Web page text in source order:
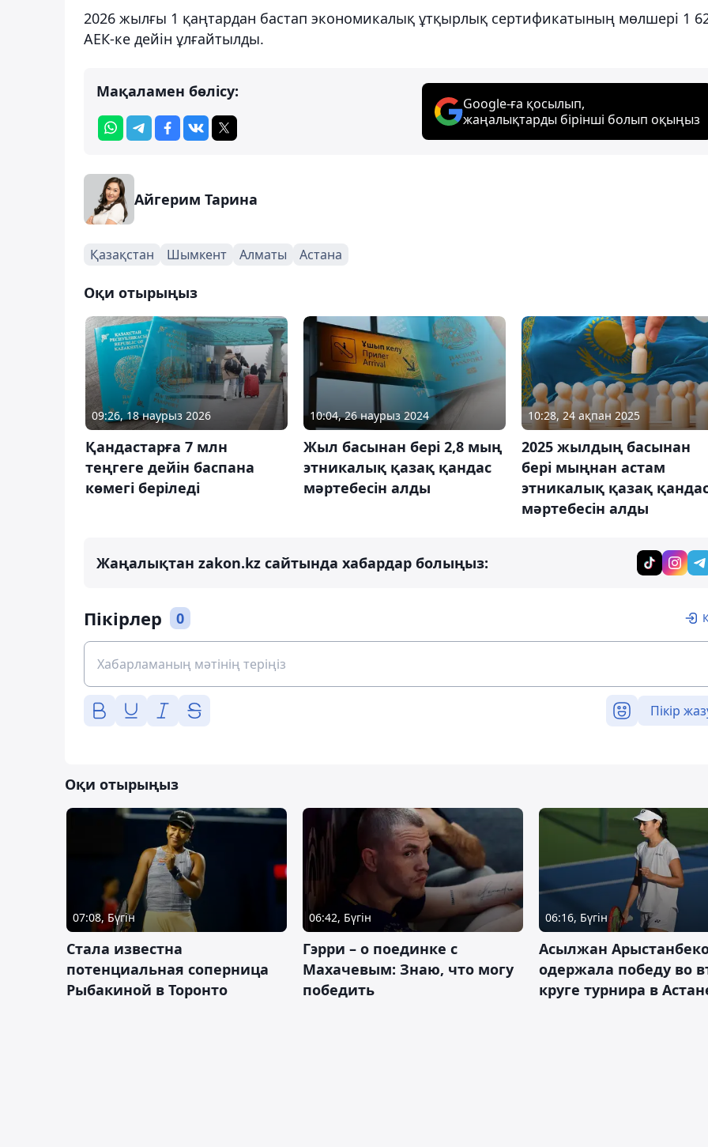
2026 жылғы 1 қаңтардан бастап экономикалық ұтқырлық сертификатының мөлшері 1
АЕК-ке дейін ұлғайтылды.
Мақаламен бөлісу:
Google-ға қосылып,
жаңалықтарды бірінші болып оқыңыз
Айгерим Тарина
Қазақстан Шымкент Алматы Астана
Оқи отырыңыз
09:26, 18 наурыз 2026
Қандастарға 7 млн
теңгеге дейін баспана
көмегі беріледі
10:04, 26 наурыз 2024
Жыл басынан бері 2,8 мың
этникалық қазақ қандас
мәртебесін алды
10:28, 24 ақпан 2025
2025 жылдың басынан
бері мыңнан астам
этникалық қазақ
мәртебесін алды
Жаңалықтан zakon.kz сайтында хабардар болыңыз:
Пікірлер 0
Пікір
Оқи отырыңыз
07:08, Бүгін
Cтала известна
потенциальная соперница
Рыбакиной в Торонто
06:42, Бүгін
Гэрри – о поединке с
Махачевым: Знаю, что могу
победить
06:16, Бүгін
Асылжан
одержала победу во
круге турнира в